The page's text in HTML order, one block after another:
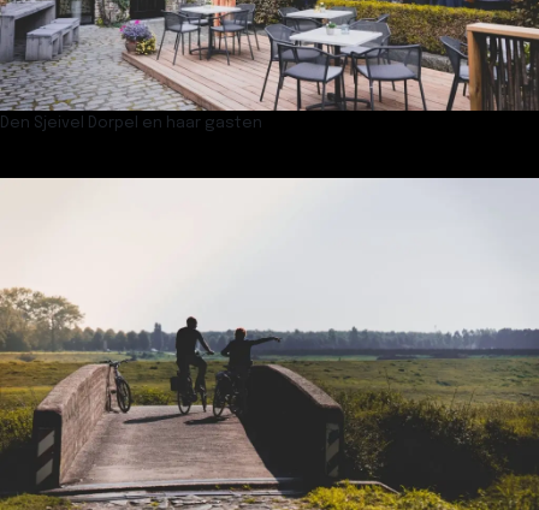
Den Sjeivel Dorpel en haar gasten